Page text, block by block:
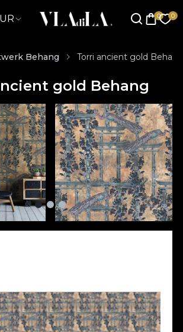
Behang Torri ancient gold Behang
gold Behang